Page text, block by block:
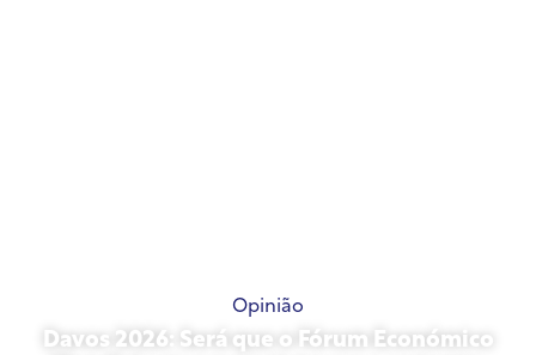
Opinião
Davos 2026: Será que o Fórum Económico